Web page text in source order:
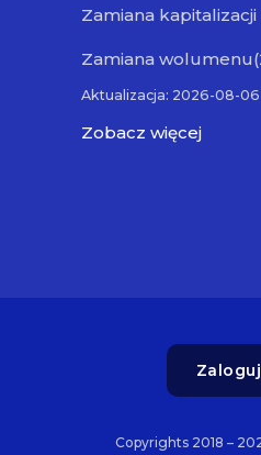
Zamiana kapitalizacji
Zamiana
Aktualizacja: 2026-08-06
Zobacz więcej
Zaloguj
Copyrights 2018 –